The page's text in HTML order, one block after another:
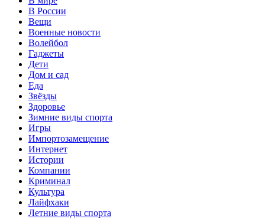
В России
Вещи
Военные новости
Волейбол
Гаджеты
Дети
Дом и сад
Еда
Звёзды
Здоровье
Зимние виды спорта
Игры
Импортозамещение
Интернет
Истории
Компании
Криминал
Культура
Лайфхаки
Летние виды спорта